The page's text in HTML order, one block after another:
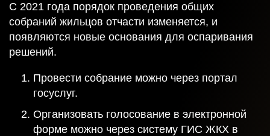
С 2021 года порядок проведения общих
собраний жильцов отчасти изменяется, и
появляются новые основания для оспаривания
решений.
Провести собрание можно через портал
госуслуг.
Организовать голосование в электронной
форме можно через систему ГИС ЖКХ в